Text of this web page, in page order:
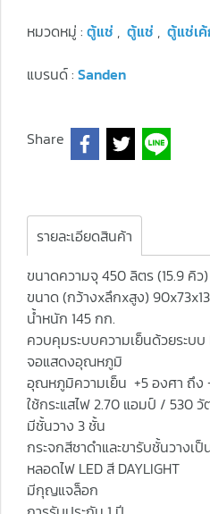
หมวดหมู่ : ตู้แช่ , ตู้แช่ , ตู้แช่เ
แบรนด์ : Sanden
Share
รายละเอียดสินค้า
ขนาดความจุ 450 ลิตร (15.9 คิว)
ขนาด (กว้างxลึกxสูง)
น้ำหนัก 145 กก.
ควบคุมระบบความเย็นด้วยระบ
จอแสดงอุณหภูมิ
อุณหภูมิความเย็น +5 องศา ถึง
ใช้กระแสไฟ 2.70 แอมป์ / 530
มีชั้นวาง 3 ชั้น
กระจกสีชาดำและขารับชั้นวางเป็
หลอดไฟ LED สี DAYLIGHT
มีกุญแจล็อก